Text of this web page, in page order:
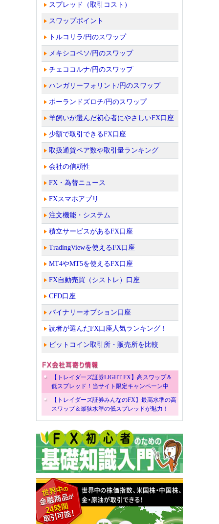
スプレッド（取引コスト）
スワップポイント
トルコリラ/円のスワップ
メキシコペソ/円のスワップ
チェココルナ/円のスワップ
ハンガリーフォリント/円のスワップ
ポーランドズロチ/円のスワップ
羊飼いが選んだ初心者にやさしいFX口座
少額で取引できるFX口座
取扱通貨ペア数や取引量ランキング
会社の信頼性
FX・為替ニュース
FXスマホアプリ
注文機能・システム
積立サービスがあるFX口座
TradingViewを使えるFX口座
MT4やMT5を使えるFX口座
FX自動売買（シストレ）口座
CFD口座
バイナリーオプション口座
読者が選んだFX口座人気ランキング！
ビットコイン取引所・販売所を比較
【トレイダーズ証券LIGHT FX】高スワップ＆
低スプレッド！当サイト限定キャンペーン中
【トレイダーズ証券みんなのFX】最高水準の高
スワップ＆最狭水準の低スプレッドが魅力！